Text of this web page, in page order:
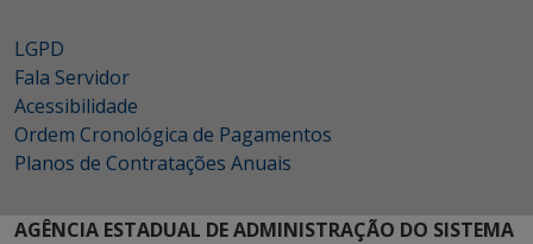
LGPD
Fala Servidor
Acessibilidade
Ordem Cronológica de Pagamentos
Planos de Contratações Anuais
AGÊNCIA ESTADUAL DE ADMINISTRAÇÃO DO SISTEMA